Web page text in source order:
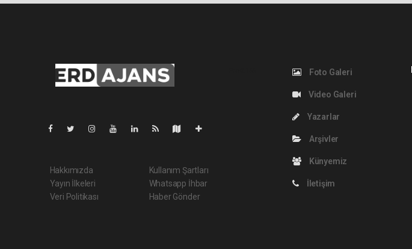
Hakkımızda
Yayın İlkeleri
Veri Politikası
Kullanım Şartları
Whatsapp İhbar
Haber Gönder
Foto Galeri
Video Galeri
Yazarlar
Arşivler
Künyemiz
İletişim